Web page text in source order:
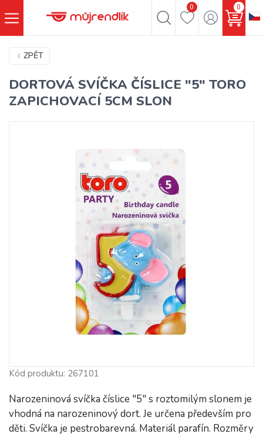
0 0
ZPĚT
DORTOVÁ SVÍČKA ČÍSLICE "5" TORO
ZAPICHOVACÍ 5CM SLON
Kód produktu: 267101
Narozeninová svíčka číslice "5" s roztomilým slonem je
vhodná na narozeninový dort. Je určena především pro
děti. Svíčka je pestrobarevná. Materiál parafín. Rozměry